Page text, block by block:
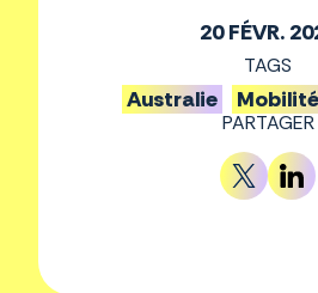
20 FÉVR.
TAGS
Australie
PARTAGER